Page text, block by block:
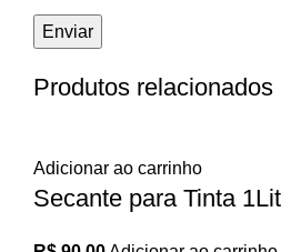
Produtos relacionados
Adicionar ao carrinho
Secante para Tinta